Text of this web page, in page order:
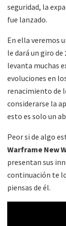
seguridad, la
fue lanzado.
En ella veremos
le dará un giro de
levanta muchas
evoluciones en
renacimiento de
considerarse la
esto es solo un
Peor si de algo
Warframe New
presentan sus
continuación te
piensas de él.